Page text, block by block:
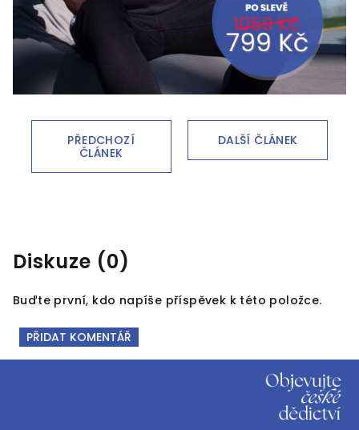
PŘEDCHOZÍ
ČLÁNEK
DALŠÍ ČLÁNEK
Diskuze (0)
Buďte první, kdo napíše příspěvek k této položce.
PŘIDAT KOMENTÁŘ